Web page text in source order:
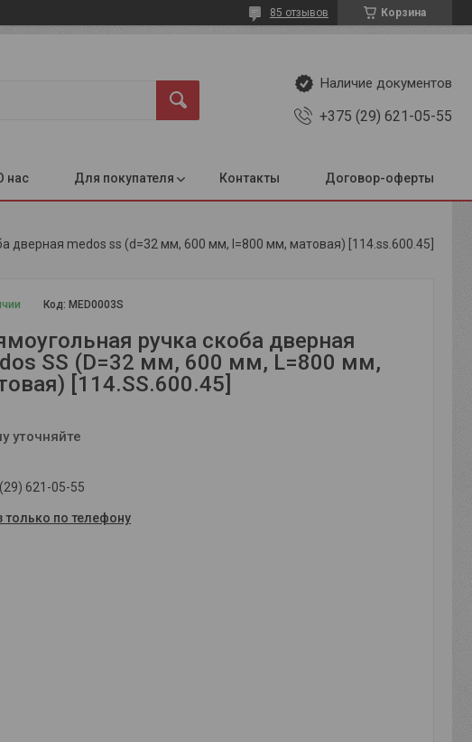
Корзина
85 отзывов
Наличие документов
+375 (29) 621-05-55
нас Для покупателя Контакты Договор-оферты
дверная medos ss (d=32 мм, 600 мм, l=800 мм, матовая) [114.ss.600.45]
Код: MED0003S
ручка скоба дверная
SS (D=32 мм, 600 мм, L=800 мм,
[114.SS.600.45]
уточняйте
621-05-55
только по телефону